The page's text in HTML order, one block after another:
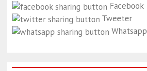
Facebook
Tweeter
Whatsapp